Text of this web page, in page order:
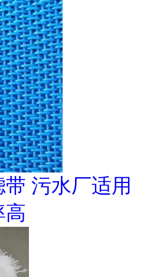
污水厂适用
高